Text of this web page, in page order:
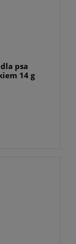
psa
14 g